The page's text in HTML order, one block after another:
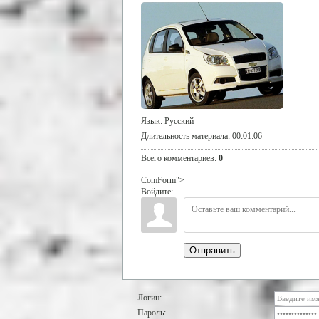
Язык: Русский
Длительность материала: 00:01:06
Всего комментариев: 0
ComForm">
Войдите:
Отправить
Логин:
Пароль: